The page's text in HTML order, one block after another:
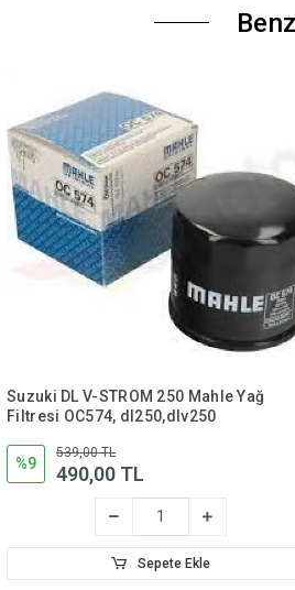
Suzuki DL V-STROM 250 Mahle Yağ
Filtresi OC574, dl250,dlv250
%9
539,00 TL
490,00 TL
Sepete Ekle